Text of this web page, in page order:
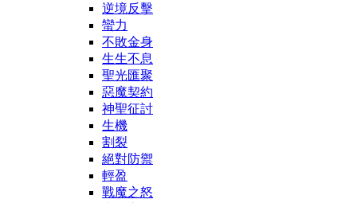
逆境反擊
蠻力
不敗金身
生生不息
聖光匯聚
惡魔契約
神聖征討
生機
割裂
絕對防禦
輕盈
戰魔之怒